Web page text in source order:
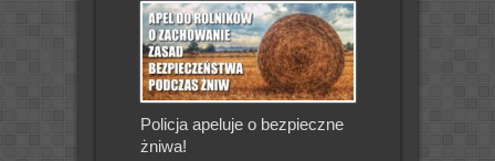
Policja apeluje o bezpieczne
żniwa!